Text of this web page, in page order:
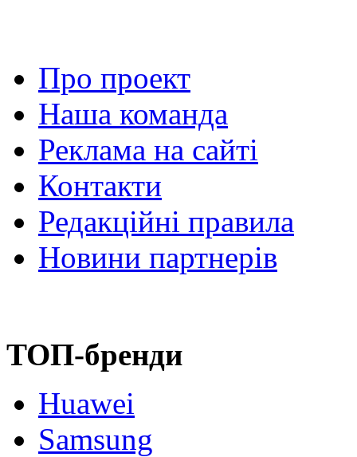
Про проект
Наша команда
Реклама на сайті
Контакти
Редакційні правила
Новини партнерів
ТОП-бренди
Huawei
Samsung